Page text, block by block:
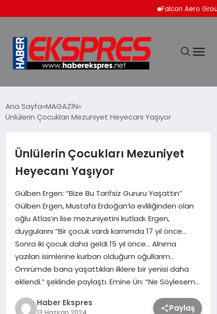
Falcon Aero Group,
SİYASET
YAŞAM
TEKNOLOJİ
SAĞLIK
MAGAZİN
Ana Sayfa MAGAZİN
Ünlülerin Çocukları Mezuniyet Heyecanı Yaşıyor
Ünlülerin Çocukları Mezuniyet
Heyecanı Yaşıyor
Gülben Ergen: “Bize Bu Tarifsiz Gururu Yaşattın”
Gülben Ergen, Mustafa Erdoğan’la evliliğinden olan
oğlu Atlas’ın lise mezuniyetini kutladı. Ergen,
duygularını “Bir çocuk vardı karnımda 17 yıl önce…
Sonra iki çocuk daha geldi 15 yıl önce… Alnıma
yazılan isimlerine kurban olduğum oğullarım…
Ömrümde bana yaşattıkları ilklere bir yenisi daha
eklendi.” şeklinde paylaştı. Emine Ün: “Ne Söylesem…
Haber Ekspres
Paylaş